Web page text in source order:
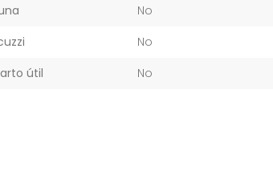
No
No
útil
No